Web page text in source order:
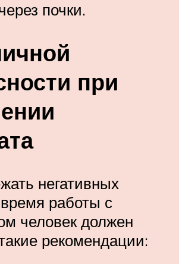
почки.
при
негативных
работы с
человек должен
рекомендации: